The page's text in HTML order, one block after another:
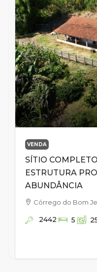
VENDA
SÍTIO COMPLETO
ESTRUTURA
ABUNDÂNCIA
Córrego do Bom
2442 5